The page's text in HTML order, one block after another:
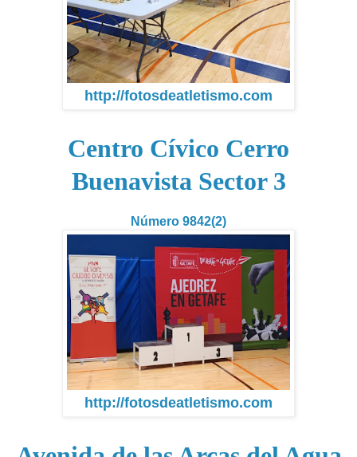
http://fotosdeatletismo.com
Centro Cívico Cerro
Buenavista Sector 3
Número 9842(2)
http://fotosdeatletismo.com